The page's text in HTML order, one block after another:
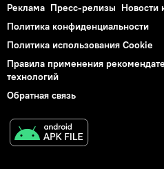
Реклама Пресс-релизы Новости
Политика конфиденциальности
Политика использования Cookie
Правила применения
технологий
Обратная связь